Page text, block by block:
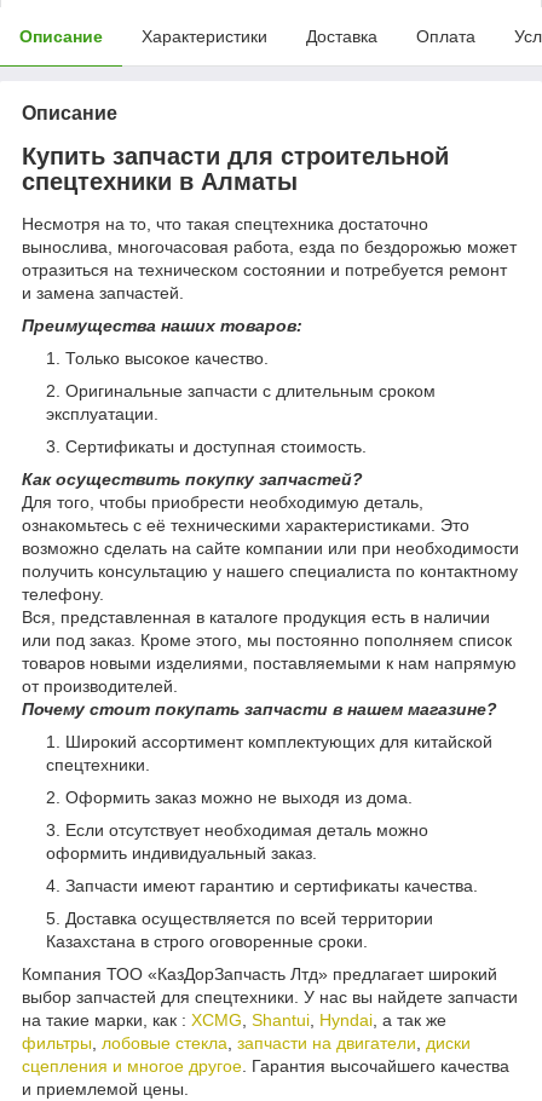
Описание Характеристики Доставка Оплата
Описание
Купить запчасти для строительной
спецтехники в Алматы
Несмотря на то, что такая спецтехника достаточно
вынослива, многочасовая работа, езда по бездорожью может
отразиться на техническом состоянии и потребуется ремонт
и замена запчастей.
Преимущества наших товаров:
Только высокое качество.
Оригинальные запчасти с длительным сроком
эксплуатации.
Сертификаты и доступная стоимость.
Как осуществить покупку запчастей?
Для того, чтобы приобрести необходимую деталь,
ознакомьтесь с её техническими характеристиками. Это
возможно сделать на сайте компании или при необходимости
получить консультацию у нашего специалиста по контактному
телефону.
Вся, представленная в каталоге продукция есть в наличии
или под заказ. Кроме этого, мы постоянно пополняем список
товаров новыми изделиями, поставляемыми к нам напрямую
от производителей.
Почему стоит покупать запчасти в нашем магазине?
Широкий ассортимент комплектующих для китайской
спецтехники.
Оформить заказ можно не выходя из дома.
Если отсутствует необходимая деталь можно
оформить индивидуальный заказ.
Запчасти имеют гарантию и сертификаты качества.
Доставка осуществляется по всей территории
Казахстана в строго оговоренные сроки.
Компания ТОО «КазДорЗапчасть Лтд» предлагает широкий
выбор запчастей для спецтехники. У нас вы найдете запчасти
на такие марки, как : XCMG, Shantui, Hyndai, а так же
фильтры, лобовые стекла, запчасти на двигатели, диски
сцепления и многое другое. Гарантия высочайшего качества
и приемлемой цены.